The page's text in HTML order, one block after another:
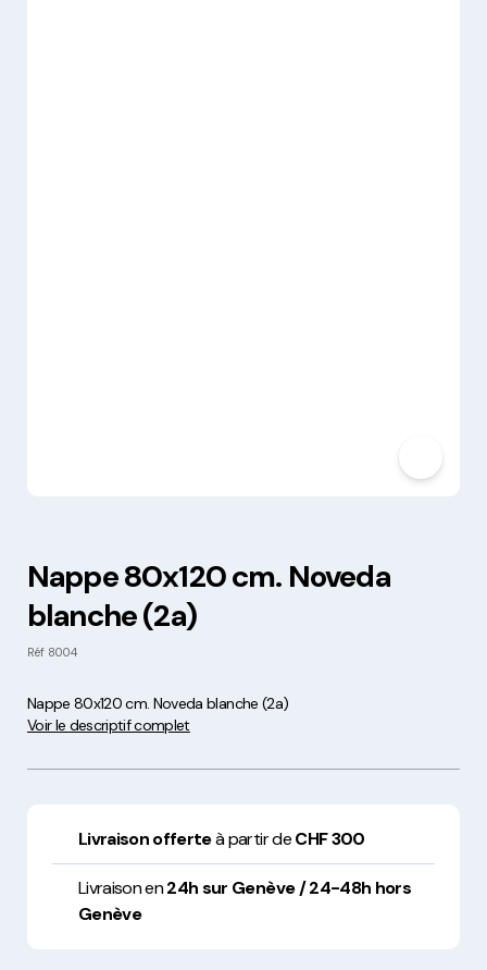
Nappe 80x120 cm. Noveda
blanche (2a)
Réf 8004
Nappe 80x120 cm. Noveda blanche (2a)
Voir le descriptif complet
Livraison offerteà partir deCHF 300
Livraison en24h sur Genève / 24-48h hors
Genève